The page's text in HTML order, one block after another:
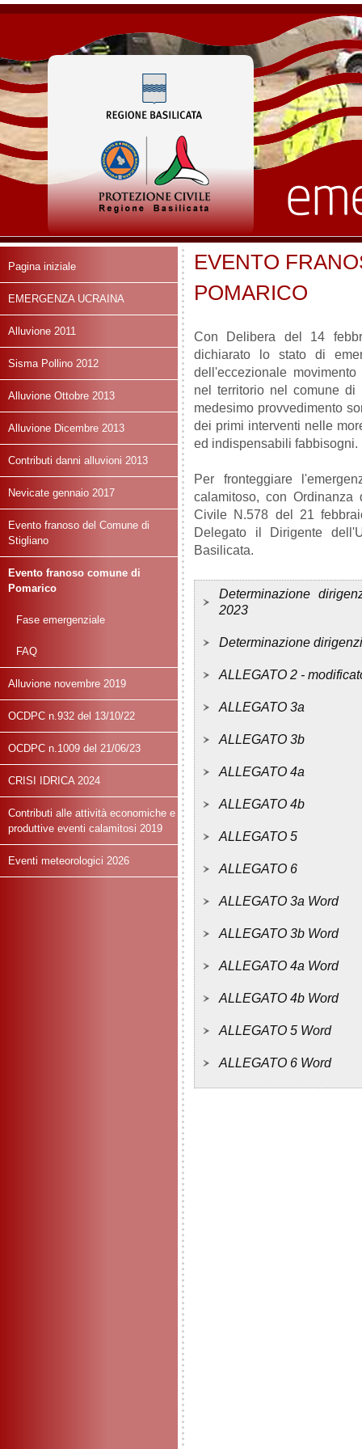
Pagina iniziale
EMERGENZA UCRAINA
Alluvione 2011
Sisma Pollino 2012
Alluvione Ottobre 2013
Alluvione Dicembre 2013
Contributi danni alluvioni 2013
Nevicate gennaio 2017
Evento franoso del Comune di
Stigliano
Evento franoso comune di
Pomarico
Fase emergenziale
FAQ
Alluvione novembre 2019
OCDPC n.932 del 13/10/22
OCDPC n.1009 del 21/06/23
CRISI IDRICA 2024
Contributi alle attività economiche e
produttive eventi calamitosi 2019
Eventi meteorologici 2026
EVENTO
POMARICO
Con Delibera del 14
dichiarato lo stato di
dell'eccezionale
nel territorio nel comune
medesimo provvedimento
dei primi interventi nelle
ed indispensabili fabbisogni.
Per fronteggiare
calamitoso, con Ordinanza
Civile N.578 del 21
Delegato il Dirigente
Basilicata.
Determinazione
2023
Determinazione
ALLEGATO 2 -
ALLEGATO 3a
ALLEGATO 3b
ALLEGATO 4a
ALLEGATO 4b
ALLEGATO 5
ALLEGATO 6
ALLEGATO 3a Word
ALLEGATO 3b Word
ALLEGATO 4a Word
ALLEGATO 4b Word
ALLEGATO 5 Word
ALLEGATO 6 Word